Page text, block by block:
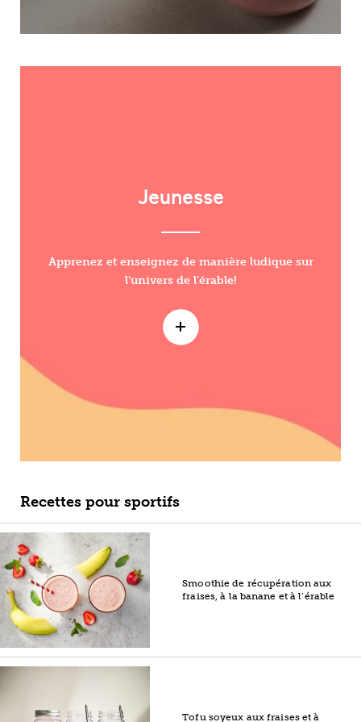
Jeunesse
Apprenez et enseignez de manière ludique sur
l’univers de l’érable!
Recettes pour sportifs
Smoothie de récupération aux
fraises, à la banane et à l’érable
Tofu soyeux aux fraises et à